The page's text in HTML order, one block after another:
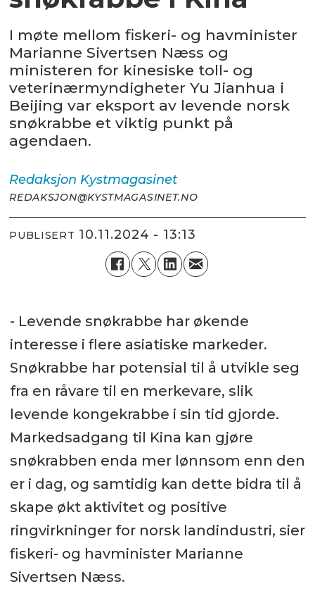
I møte mellom fiskeri- og havminister
Marianne Sivertsen Næss og
ministeren for kinesiske toll- og
veterinærmyndigheter Yu Jianhua i
Beijing var eksport av levende norsk
snøkrabbe et viktig punkt på
agendaen.
Redaksjon Kystmagasinet
REDAKSJON@KYSTMAGASINET.NO
PUBLISERT 10.11.2024 - 13:13
- Levende snøkrabbe har økende
interesse i flere asiatiske markeder.
Snøkrabbe har potensial til å utvikle seg
fra en råvare til en merkevare, slik
levende kongekrabbe i sin tid gjorde.
Markedsadgang til Kina kan gjøre
snøkrabben enda mer lønnsom enn den
er i dag, og samtidig kan dette bidra til å
skape økt aktivitet og positive
ringvirkninger for norsk landindustri, sier
fiskeri- og havminister Marianne
Sivertsen Næss.